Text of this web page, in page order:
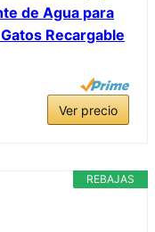
de Agua para
Recargable
Ver precio
REBAJAS